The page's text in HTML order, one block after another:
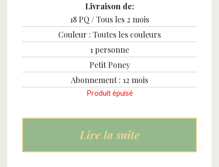
Livraison de:
18 PQ /Tous les 2 mois
Couleur : Toutes les couleurs
1 personne
Petit Poney
Abonnement : 12 mois
Produit épuisé
Lire la suite